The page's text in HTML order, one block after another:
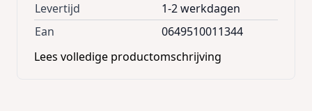
Verwen uw hond met een Rogz for
Dogz halsband en bijpassend looplijn.
Kijk ook eens naar de Fancy Dress serie van
Levertijd
1-2 werkdagen
Ean
0649510011344
Lees volledige productomschrijving